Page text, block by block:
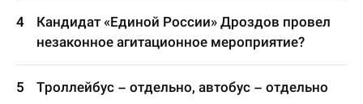
Кандидат «Единой России» Дроздов провел
незаконное агитационное мероприятие?
Троллейбус – отдельно, автобус – отдельно